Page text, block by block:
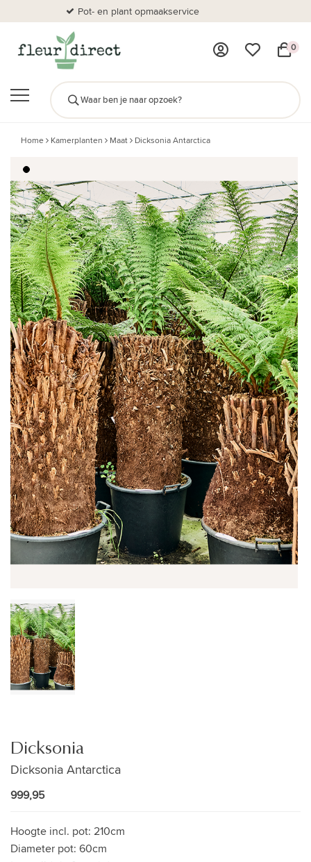
Pot- en plant opmaakservice
0
Home Kamerplanten Maat Dicksonia Antarctica
Dicksonia
Dicksonia Antarctica
999,95
Hoogte incl. pot: 210cm
Diameter pot: 60cm